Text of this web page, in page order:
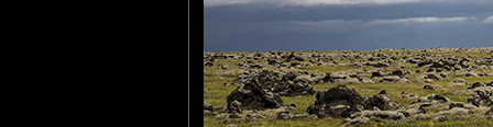
Il a comme un air de petit
Laisser un commentaire
Nom